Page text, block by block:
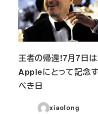
王者の帰還!7月7日は
Appleにとって記念す
べき日
xiaolong